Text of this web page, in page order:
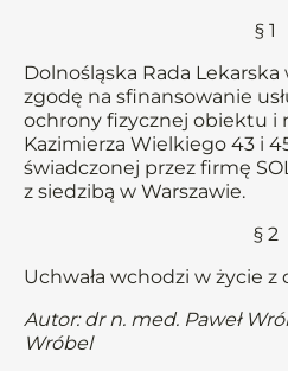
§ 1
Dolnośląska Rada Lekarska
zgodę na sfinansowanie
ochrony fizycznej obiektu i
Kazimierza Wielkiego 43 i
świadczonej przez firmę
z siedzibą w Warszawie.
§ 2
Uchwała wchodzi w życie
Autor: dr n. med. Paweł
Wróbel